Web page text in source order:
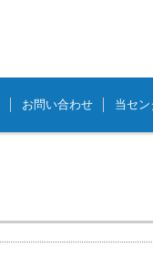
お問い合わせ 当セ